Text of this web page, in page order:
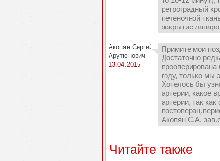
ретроградный
печеночной
закрытие
Акопян Сергей
Арутюнович
13.04.2015
Примите мои
Достаточно
прооперирована
году, только мы
Хотелось бы
артерии, какое
артерии, так как
Акопян С.А.
Читайте также